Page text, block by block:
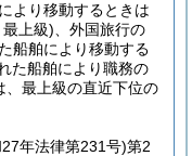
より移動するときは
上級) 、外国旅行の
船舶により移動する
た船舶により職務の
、最上級の直近下位の
年法律第231号)第2